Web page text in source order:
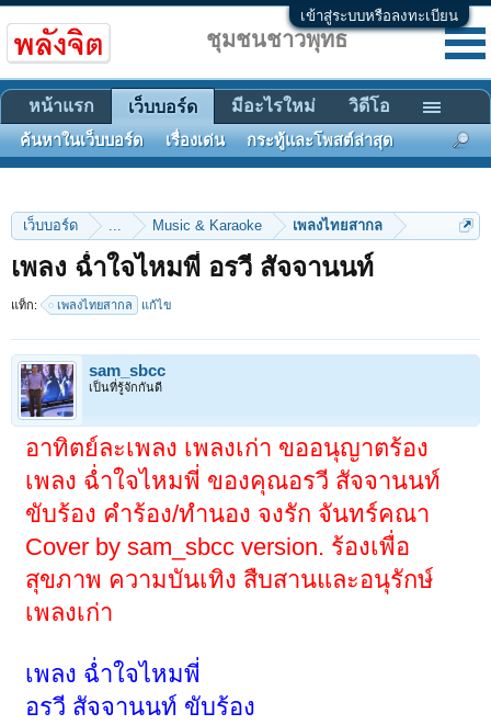
เข้าสู่ระบบหรือลงทะเบียน
เว็บบอร์ด ... Music & Karaoke เพลงไทยสากล
เพลง ฉ่ำใจไหมพี่ อรวี สัจจานนท์
แท็ก: เพลงไทยสากล แก้ไข
sam_sbcc
เป็นที่รู้จักกันดี
อาทิตย์ละเพลง เพลงเก่า ขออนุญาตร้อง
เพลง ฉ่ำใจไหมพี่ ของคุณอรวี สัจจานนท์
ขับร้อง คำร้อง/ทำนอง จงรัก จันทร์คณา
Cover by sam_sbcc version. ร้องเพื่อ
สุขภาพ ความบันเทิง สืบสานและอนุรักษ์
เพลงเก่า
เพลง ฉ่ำใจไหมพี่
อรวี สัจจานนท์ ขับร้อง
ชุมชนชาวพุทธ
หน้าแรก เว็บบอร์ด
ค้นหาในเว็บบอร์ด เรื่องเด่น กระทู้และโพสต์ล่าสุด
มีอะไรใหม่ วิดีโอ